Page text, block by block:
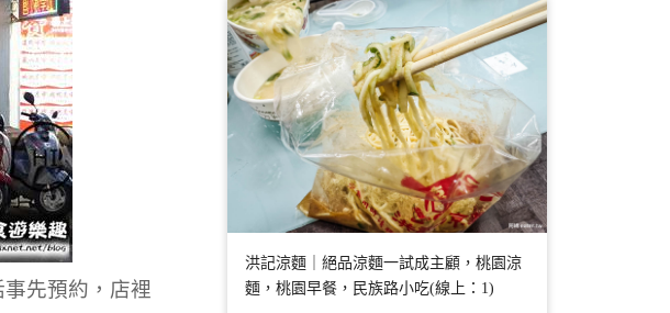
先預約，店裡
洪記涼麵｜絕品涼麵一試成主顧，桃園涼
麵，桃園早餐，民族路小吃(線上：1)